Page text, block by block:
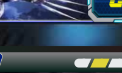
[\ \\ \\